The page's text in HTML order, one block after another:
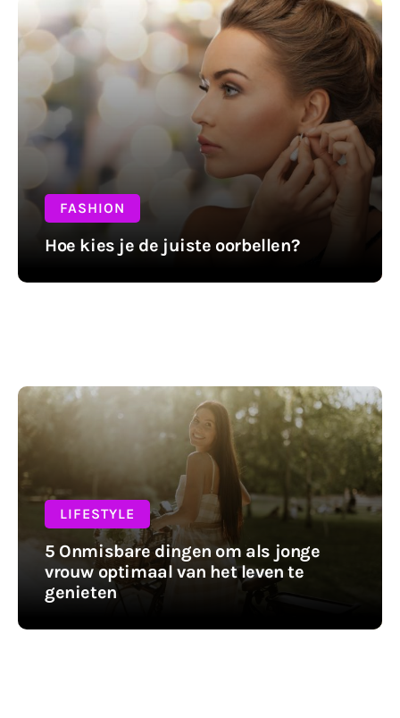
FASHION
Hoe kies je de juiste oorbellen?
LIFESTYLE
5 Onmisbare dingen om als jonge
vrouw optimaal van het leven te
genieten